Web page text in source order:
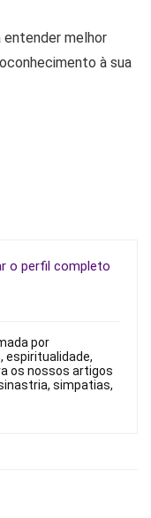
entender melhor
à sua
o perfil completo
por
espiritualidade,
os nossos artigos
simpatias,